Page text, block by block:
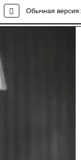
Обычная версия: